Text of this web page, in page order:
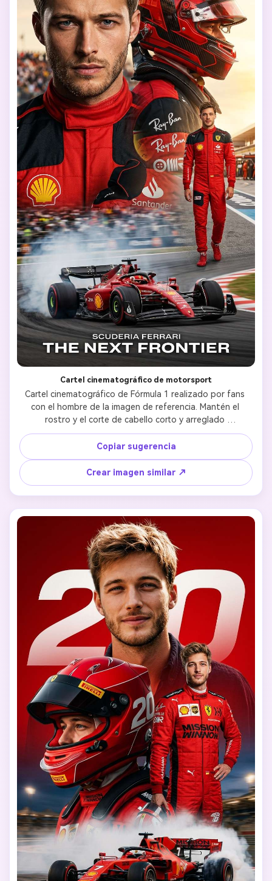
Cartel cinematográfico de motorsport
Cartel cinematográfico de Fórmula 1 realizado por fans
con el hombre de la imagen de referencia. Mantén el
rostro y el corte de cabello corto y arreglado
exactamente como la foto. Lleva un traje rojo de carreras
Ferrari Fórmula 1 con logotipos de patrocinadores
detallados. Composición dramática que incluye: retrato
intenso en primer plano, perfil lateral dinámico con casco
de carreras y pose de cuerpo entero. En primer plano, un
auto Ferrari F1 derrapando con humo y desenfoque de
movimiento. Iluminación ultra realista, diseño de cartel
deportivo cinematográfico, alto nivel de detalle, estilo
fotográfico profesional de motorsport, resolución 8K.
Copiar sugerencia
Crear imagen similar ↗